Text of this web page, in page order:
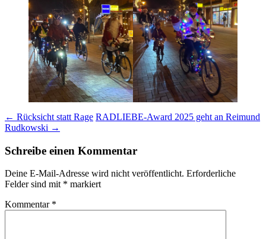
Beitragsnavigation
← Rücksicht statt Rage RADLIEBE-Award 2025 geht an Reimund
Rudkowski →
Schreibe einen Kommentar
Deine E-Mail-Adresse wird nicht veröffentlicht. Erforderliche
Felder sind mit * markiert
Kommentar *